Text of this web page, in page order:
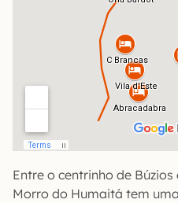
Entre o centrinho de
Morro do Humaitá tem